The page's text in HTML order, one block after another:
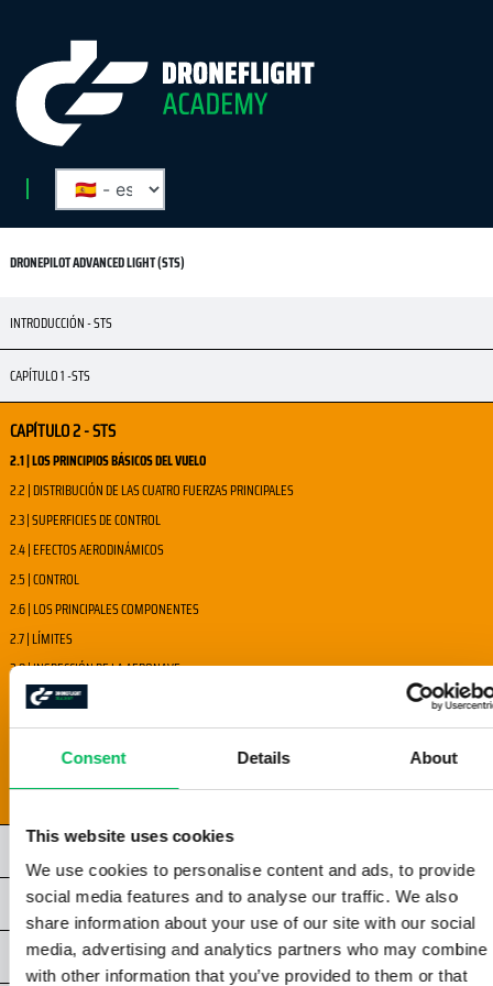
Consent Details About
This website uses cookies
We use cookies to personalise content and ads, to provide
social media features and to analyse our traffic. We also
share information about your use of our site with our social
media, advertising and analytics partners who may combine
with other information that you’ve provided to them or that
DRONEPILOT ADVANCED LIGHT (STS)
INTRODUCCIÓN - STS
CAPÍTULO 1 -STS
CAPÍTULO 2 - STS
2.1 | LOS PRINCIPIOS BÁSICOS DEL VUELO
2.2 | DISTRIBUCIÓN DE LAS CUATRO FUERZAS PRINCIPALES
2.3 | SUPERFICIES DE CONTROL
2.4 | EFECTOS AERODINÁMICOS
2.5 | CONTROL
2.6 | LOS PRINCIPALES COMPONENTES
2.7 | LÍMITES
2.8 | INSPECCIÓN DE LA AERONAVE
2.9 | CONFIGURACIÓN DE LA AERONAVE NO TRIPULADA
2.10 | MANTENIMIENTO
2.11 | FALLOS DEL SISTEMA
2.12 | SUPERVISIÓN Y COMUNICACIÓN
CAPÍTULO 4 -STS
CAPÍTULO 5 - STS